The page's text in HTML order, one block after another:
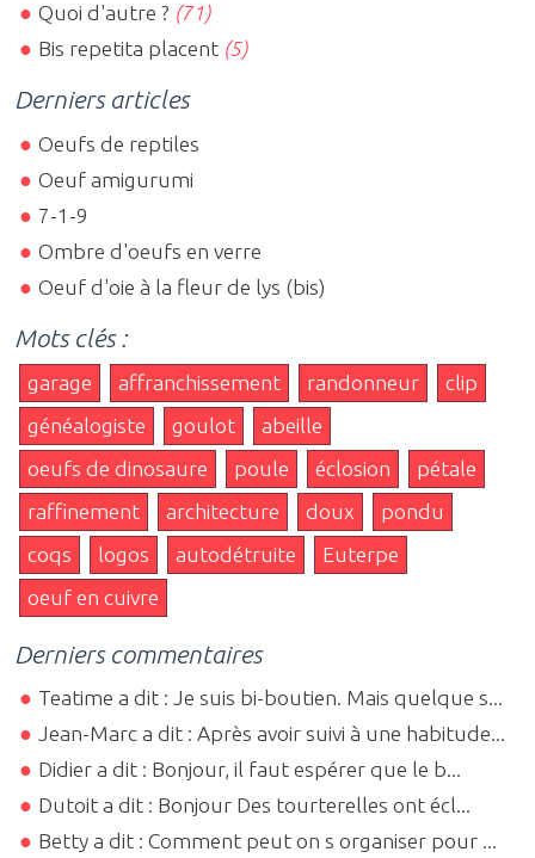
Quoi d'autre ? (71)
Bis repetita placent (5)
Derniers articles
Oeufs de reptiles
Oeuf amigurumi
7-1-9
Ombre d'oeufs en verre
Oeuf d'oie à la fleur de lys (bis)
Mots clés :
garage affranchissement randonneur
clip
généalogiste
goulot
abeille
oeufs de dinosaure
poule éclosion
pétale
raffinement
architecture doux
pondu
coqs
logos autodétruite
Euterpe
oeuf en cuivre
Derniers commentaires
Teatime a dit : Je suis bi-boutien. Mais quelque s...
Jean-Marc a dit : Après avoir suivi à une habitude...
Didier a dit : Bonjour, il faut espérer que le b...
Dutoit a dit : Bonjour Des tourterelles ont écl...
Betty a dit : Comment peut on s organiser pour ...